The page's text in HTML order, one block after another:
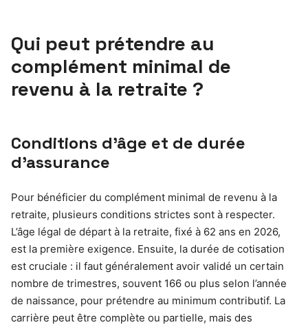
Qui peut prétendre au
complément minimal de
revenu à la retraite ?
Conditions d’âge et de durée
d’assurance
Pour bénéficier du complément minimal de revenu à la
retraite, plusieurs conditions strictes sont à respecter.
L’âge légal de départ à la retraite, fixé à 62 ans en 2026,
est la première exigence. Ensuite, la durée de cotisation
est cruciale : il faut généralement avoir validé un certain
nombre de trimestres, souvent 166 ou plus selon l’année
de naissance, pour prétendre au minimum contributif. La
carrière peut être complète ou partielle, mais des